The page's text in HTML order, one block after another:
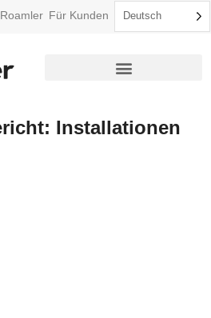
Für Kunden Deutsch
Installationen